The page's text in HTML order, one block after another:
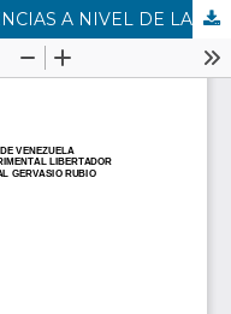
EVALUACIÓN POR COMPETENCIAS A NIVEL DE LA EDUCACIÓN SECUNDARIA: HACIA SU CONSOLIDACIÓN TEÓRICA Y PRÁCTICA